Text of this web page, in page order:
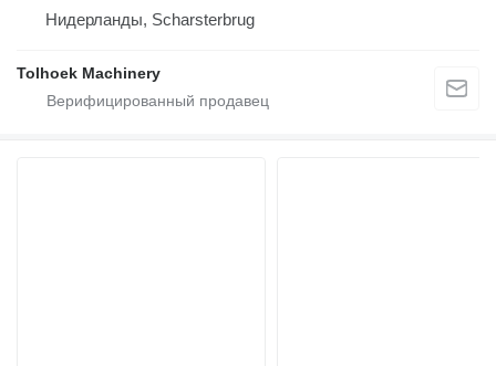
Нидерланды, Scharsterbrug
Tolhoek Machinery